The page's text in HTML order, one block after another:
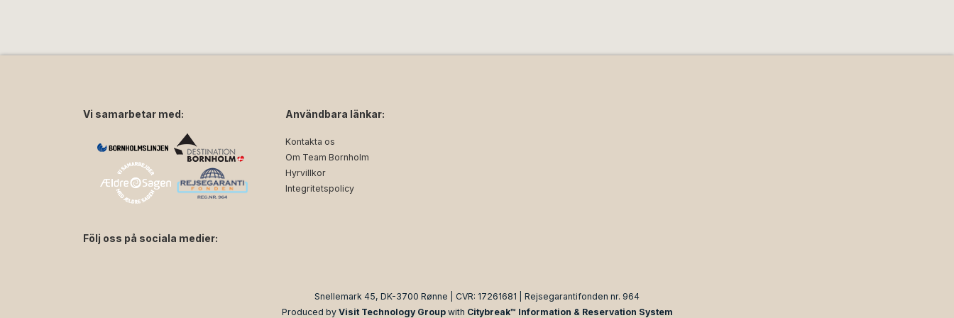
Vi samarbetar med:
Följ oss på sociala medier:
Användbara länkar:
Kontakta os
Om Team Bornholm
Hyrvillkor
Integritetspolicy
Snellemark 45, DK-3700 Rønne | CVR: 17261681 | Rejsegarantifonden nr. 964
Produced by Visit Technology Groupwith Citybreak™ Information & Reservation System